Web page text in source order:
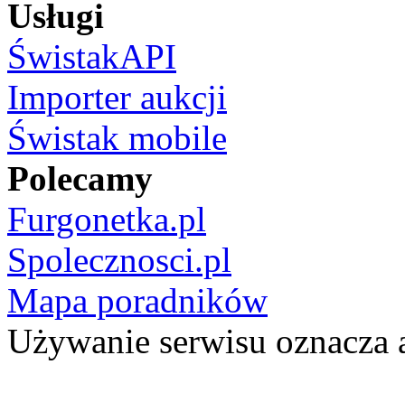
Usługi
ŚwistakAPI
Importer aukcji
Świstak mobile
Polecamy
Furgonetka.pl
Spolecznosci.pl
Mapa poradników
Używanie serwisu oznacza